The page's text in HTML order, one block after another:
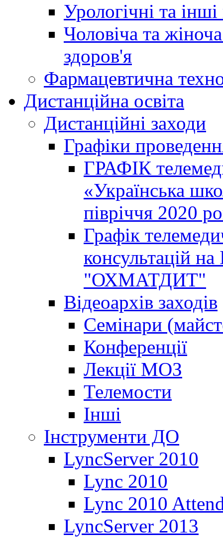
Урологічні та
Чоловіча та
здоров'я
Фармацевтична
Дистанційна освіта
Дистанційні заходи
Графіки
ГРАФІК
«Українська
півріччя 2020
Графік
консультацій
"ОХМАТДИТ"
Відеоархів заходів
Семінари
Конференції
Лекції МОЗ
Телемости
Інші
Інструменти ДО
LyncServer 2010
Lync 2010
Lync 2010
LyncServer 2013